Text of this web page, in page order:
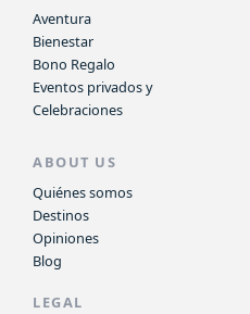
Aventura
Bienestar
Bono Regalo
Eventos privados y
Celebraciones
ABOUT US
Quiénes somos
Destinos
Opiniones
Blog
LEGAL